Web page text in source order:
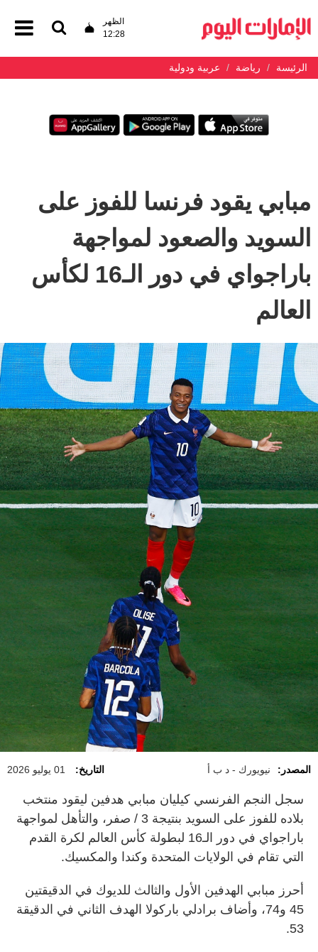
الظهر
12:28
الرئيسة رياضة عربية ودولية
مبابي يقود فرنسا للفوز على
السويد والصعود لمواجهة
باراجواي في دور الـ16 لكأس
العالم
المصدر: نيويورك - د ب أ التاريخ: 01 يوليو 2026
سجل النجم الفرنسي كيليان مبابي هدفين ليقود منتخب
بلاده للفوز على السويد بنتيجة 3 / صفر، والتأهل لمواجهة
باراجواي في دور الـ16 لبطولة كأس العالم لكرة القدم
التي تقام في الولايات المتحدة وكندا والمكسيك.
أحرز مبابي الهدفين الأول والثالث للديوك في الدقيقتين
45 و74، وأضاف برادلي باركولا الهدف الثاني في الدقيقة
53.